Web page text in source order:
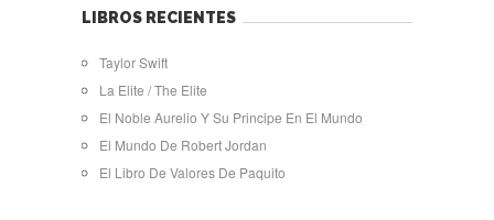
LIBROS RECIENTES
Taylor Swift
La Elite / The Elite
El Noble Aurelio Y Su Principe En El Mundo
El Mundo De Robert Jordan
El Libro De Valores De Paquito